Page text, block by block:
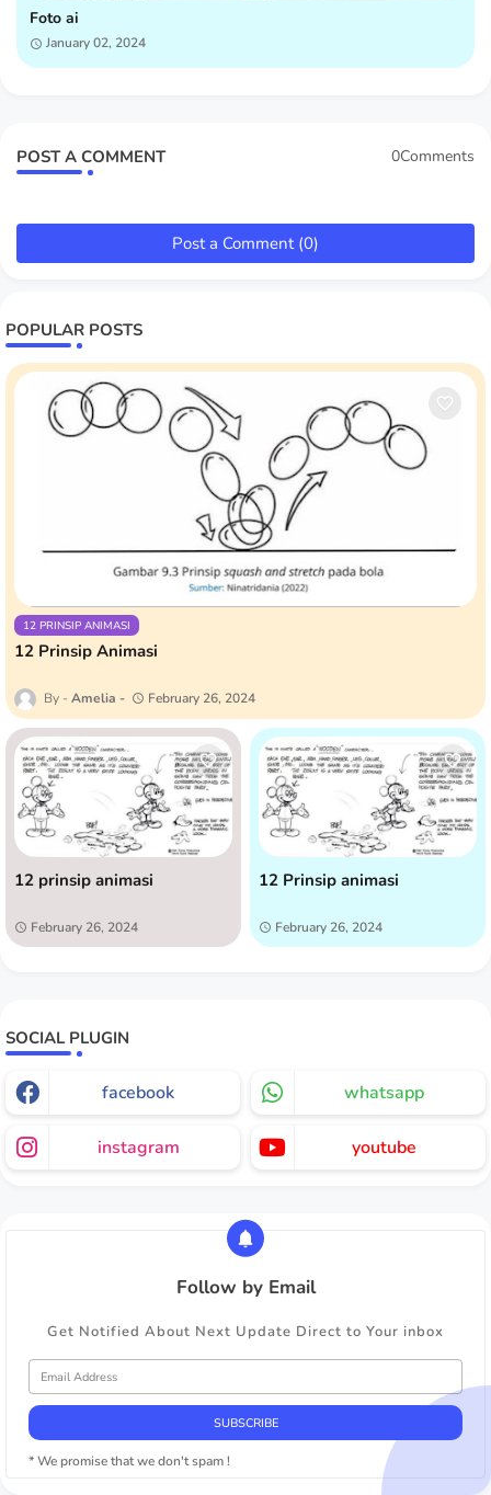
Foto ai
January 02, 2024
POST A COMMENT 0Comments
Post a Comment (0)
POPULAR POSTS
12 PRINSIP ANIMASI
12 Prinsip Animasi
Amelia February 26, 2024
12 prinsip animasi
February 26, 2024
12 Prinsip animasi
February 26, 2024
SOCIAL PLUGIN
facebook whatsapp
instagram youtube
Follow by Email
Get Notified About Next Update Direct to Your inbox
* We promise that we don't spam !